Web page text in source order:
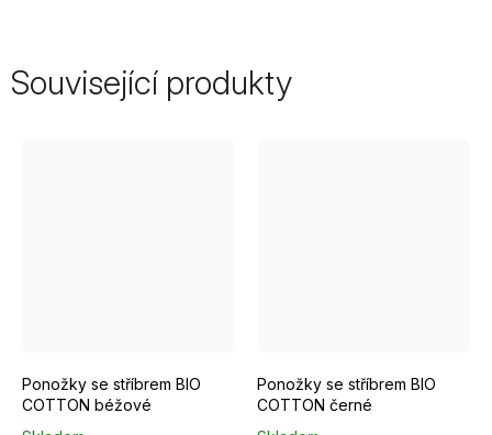
Související produkty
Ponožky se stříbrem BIO
COTTON béžové
Ponožky se stříbrem BIO
COTTON černé